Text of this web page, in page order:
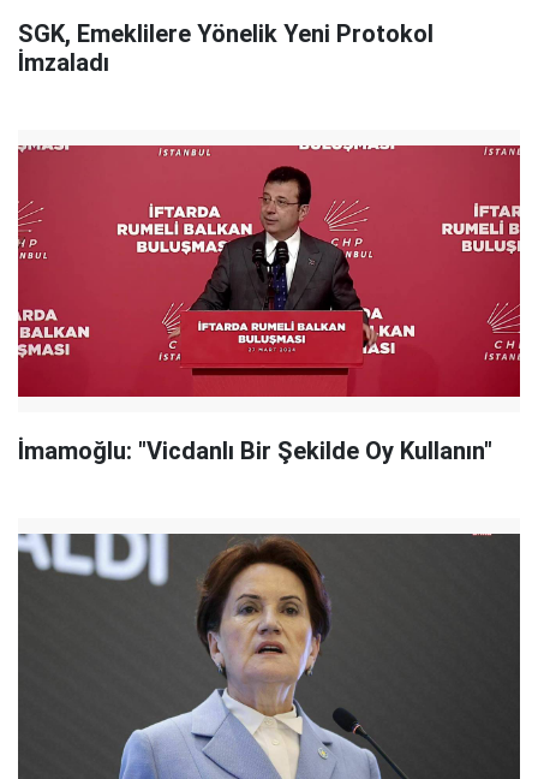
SGK, Emeklilere Yönelik Yeni Protokol
İmzaladı
İmamoğlu: "Vicdanlı Bir Şekilde Oy Kullanın"